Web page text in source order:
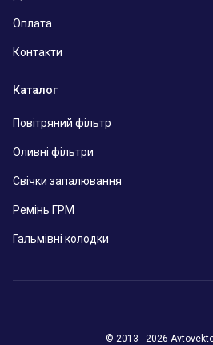
Оплата
Контакти
Каталог
Повітряний фільтр
Оливні фільтри
Свічки запалювання
Ремінь ГРМ
Гальмівні колодки
© 2013 - 2026